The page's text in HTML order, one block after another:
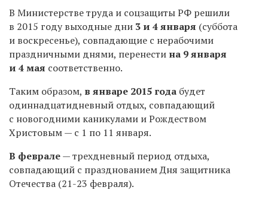
В Министерстве труда и соцзащиты РФ решили
в 2015 году выходные дни 3 и 4 января (суббота
и воскресенье), совпадающие с нерабочими
праздничными днями, перенести на 9 января
и 4 мая соответственно.
Таким образом, в январе 2015 года будет
одиннадцатидневный отдых, совпадающий
с новогодними каникулами и Рождеством
Христовым — с 1 по 11 января.
В феврале— трехдневный период отдыха,
совпадающий с празднованием Дня защитника
Отечества (21-23 февраля).